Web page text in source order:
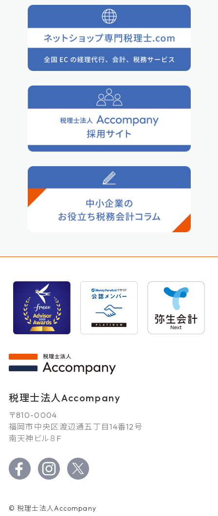
税理士法人Accompany
〒810-0004
福岡市中央区渡辺通五丁目14番12号
南天神ビル８F
© 税理士法人Accompany